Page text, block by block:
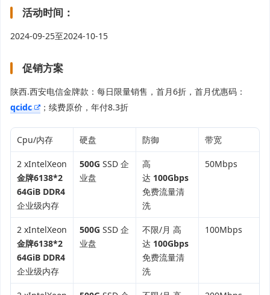
活动时间：
2024-09-25至2024-10-15
促销方案
陕西.西安电信金牌款：每日限量销售，首月6折，首月优惠码：
qcidc
；续费原价，年付8.3折
Cpu/内存 硬盘 防御 带宽
2 xIntelXeon
金牌6138*2
64GiB DDR4
企业级内存
500G SSD 企
业盘
高
达 100Gbps
免费流量清
洗
50Mbps
2 xIntelXeon
金牌6138*2
64GiB DDR4
企业级内存
500G SSD 企
业盘
不限/月 高
达 100Gbps
免费流量清
洗
100Mbps